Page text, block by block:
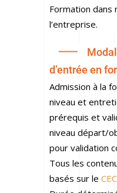
Formation dans
l’entreprise.
d’entrée en
Admission à la
niveau et
prérequis et
niveau départ/
pour validation
Tous les
basés sur le